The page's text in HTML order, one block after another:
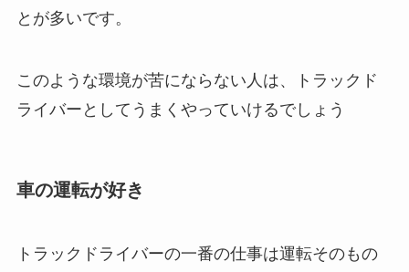
とが多いです。
このような環境が苦にならない人は、トラックド
ライバーとしてうまくやっていけるでしょう​
車の運転が好き
トラックドライバーの一番の仕事は運転そのもの